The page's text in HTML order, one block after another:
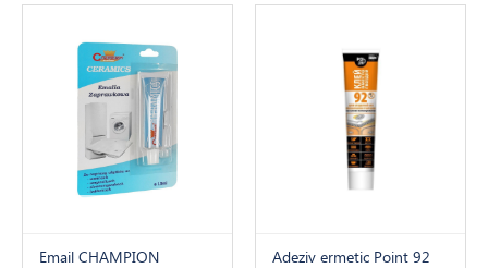
pentru lemn
Email CHAMPION
Adeziv ermetic Point 92